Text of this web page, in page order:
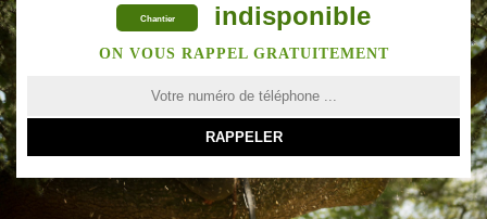
Chantier indisponible
ON VOUS RAPPEL GRATUITEMENT